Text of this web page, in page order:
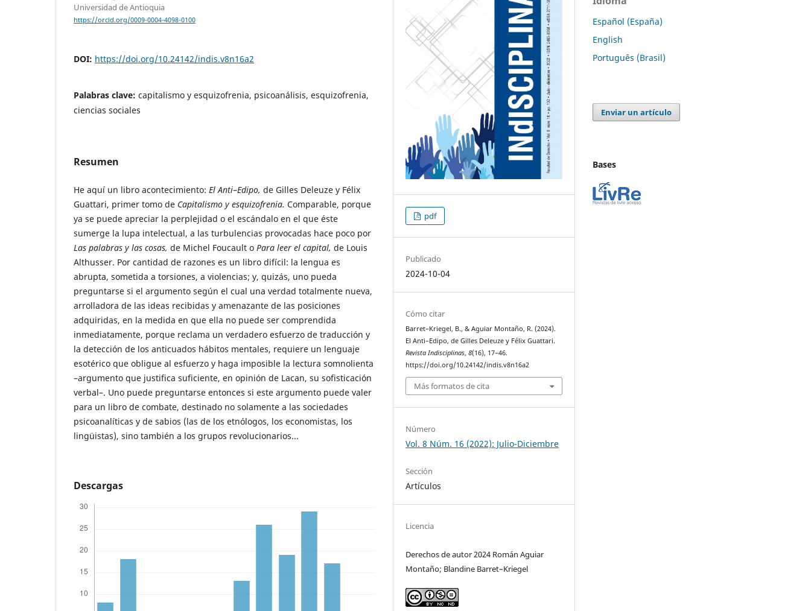
Universidad de Antioquia
https://orcid.org/0009-0004-4098-0100
DOI: https://doi.org/10.24142/indis.v8n16a2
Palabras clave: capitalismo y esquizofrenia, psicoanálisis, esquizofrenia,
ciencias sociales
Resumen
He aquí un libro acontecimiento: El Anti–Edipo, de Gilles Deleuze y Félix
Guattari, primer tomo de Capitalismo y esquizofrenia. Comparable, porque
ya se puede apreciar la perplejidad o el escándalo en el que éste
sumerge la lupa intelectual, a las turbulencias provocadas hace poco por
Las palabras y las cosas, de Michel Foucault o Para leer el capital, de Louis
Althusser. Por cantidad de razones es un libro difícil: la lengua es
abrupta, sometida a torsiones, a violencias; y, quizás, uno pueda
preguntarse si el argumento según el cual una verdad totalmente nueva,
arrolladora de las ideas recibidas y amenazante de las posiciones
adquiridas, en la medida en que ella no puede ser comprendida
inmediatamente, porque reclama un verdadero esfuerzo de traducción y
la detección de los anticuados hábitos mentales, requiere un lenguaje
esotérico que obligue al esfuerzo y haga imposible la lectura somnolienta
–argumento que justifica suficiente, en opinión de Lacan, su sofisticación
verbal–. Uno puede preguntarse entonces si este argumento puede valer
para un libro de combate, destinado no solamente a las sociedades
psicoanalíticas y de sabios (las de los etnólogos, los economistas, los
lingüistas), sino también a los grupos revolucionarios...
Descargas
pdf
Publicado
2024-10-04
Cómo citar
Barret–Kriegel, B., & Aguiar Montaño, R. (2024).
El Anti–Edipo, de Gilles Deleuze y Félix Guattari.
Revista Indisciplinas,8(16), 17–46.
https://doi.org/10.24142/indis.v8n16a2
Más formatos de cita
Número
Vol. 8 Núm. 16 (2022): Julio-Diciembre
Sección
Artículos
Licencia
Derechos de autor 2024 Román Aguiar
Montaño; Blandine Barret–Kriegel
Español (España)
English
Português (Brasil)
Enviar un artículo
Bases